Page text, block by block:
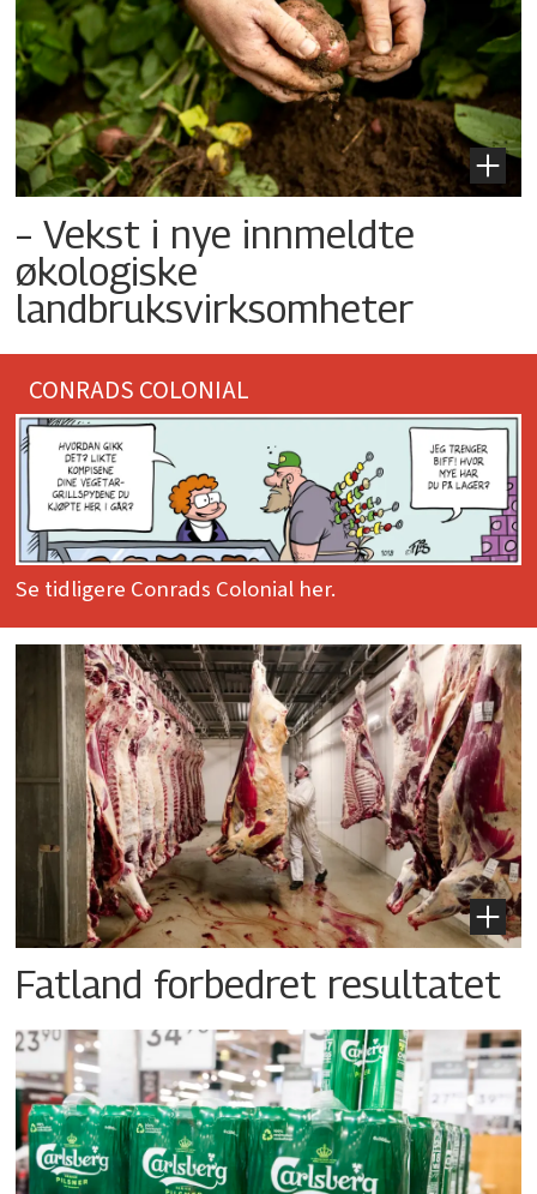
– Vekst i nye innmeldte
økologiske
landbruksvirksomheter
CONRADS COLONIAL
Se tidligere Conrads Colonial her.
Fatland forbedret resultatet